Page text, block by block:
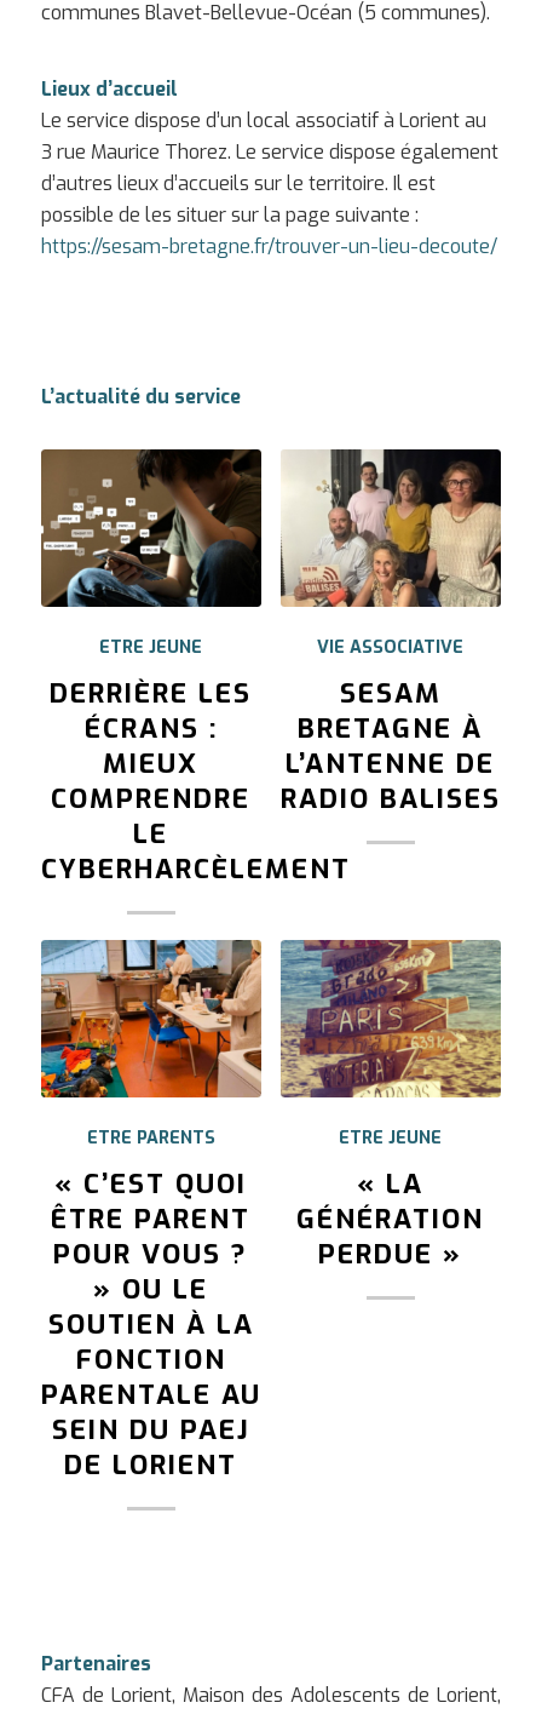
communes Blavet-Bellevue-Océan (5 communes).
Lieux d’accueil
Le service dispose d’un local associatif à Lorient au
3 rue Maurice Thorez. Le service dispose également
d’autres lieux d’accueils sur le territoire. Il est
possible de les situer sur la page suivante :
https://sesam-bretagne.fr/trouver-un-lieu-decoute/
L’actualité du service
ETRE JEUNE
DERRIÈRE LES
ÉCRANS :
MIEUX
COMPRENDRE
LE
CYBERHARCÈLEMENT
VIE ASSOCIATIVE
SESAM
BRETAGNE À
L’ANTENNE DE
RADIO BALISES
ETRE PARENTS
« C’EST QUOI
ÊTRE PARENT
POUR VOUS ?
» OU LE
SOUTIEN À LA
FONCTION
PARENTALE AU
SEIN DU PAEJ
DE LORIENT
ETRE JEUNE
« LA
GÉNÉRATION
PERDUE »
Partenaires
CFA de Lorient, Maison des Adolescents de Lorient,